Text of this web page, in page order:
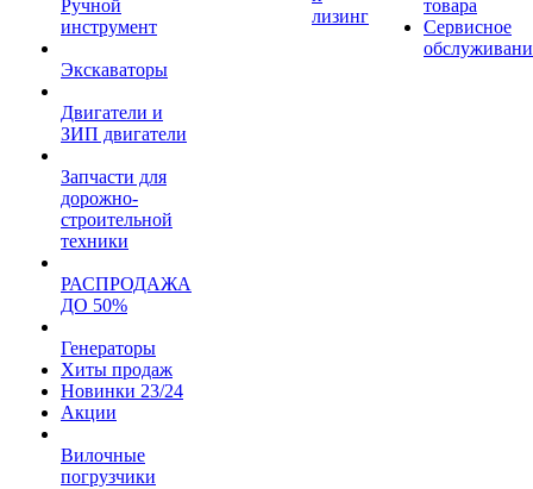
Ручной
инструмент
Экскаваторы
Двигатели и
ЗИП двигатели
Запчасти для
дорожно-
строительной
техники
РАСПРОДАЖА
ДО 50%
Генераторы
Хиты продаж
Новинки 23/24
Акции
Вилочные
погрузчики
лизинг
товара
Сервисное